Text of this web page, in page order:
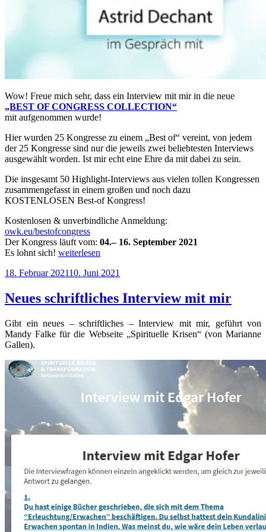
Wow! Freue mich sehr, dass ein Interview mit mir in die neue
„BEST OF CONGRESS COLLECTION“
mit aufgenommen wurde!
Hier wurden 25 Kongresse zu einem „Best of“ vereint, von jedem
der 25 Kongresse sind nur die jeweils zwei beliebtesten Interviews
ausgewählt worden. Ist mir echt eine Ehre da mit dabei zu sein.
Die insgesamt 50 Highlight-Interviews aus vielen tollen Kongressen
zusammengefasst in einem großen und noch dazu
KOSTENLOSEN Best-of Kongress!
Kostenlosen & unverbindliche Anmeldung:
owk.eu/bestofcongress
Der Kongress läuft vom: 04.– 16. September 2021
Es lohnt sich! „Best
Congress
weiterlesen
Veröffentlicht
18. Februar 202110. Juni 2021
Neues schriftliches Interview mit mir
Gibt ein neues – schriftliches – Interview mit mir, geführt von
Mandy Falke für die Webseite „Spirituelle Krisen“ (von Marianne
Gallen).